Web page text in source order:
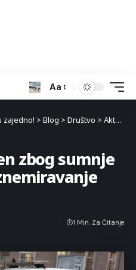
Aa
zajedno! > Blog > Društvo > Aktuelnosti
zbog sumnje
1 Min. Za Čitanje